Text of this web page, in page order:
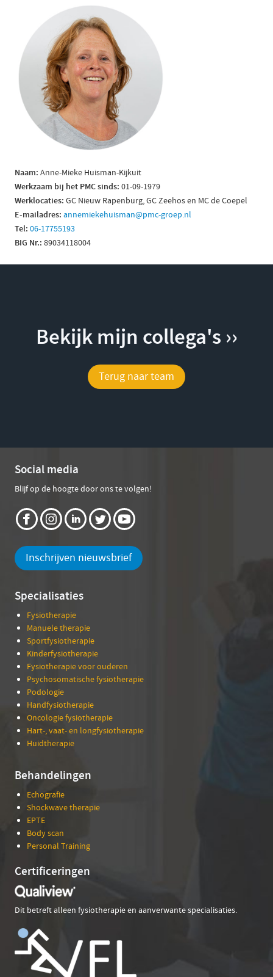
Naam: Anne-Mieke Huisman-Kijkuit
Werkzaam bij het PMC sinds: 01-09-1979
Werklocaties: GC Nieuw Rapenburg, GC Zeehos en MC de Coepel
E-mailadres: annemiekehuisman@pmc-groep.nl
Tel: 06-17755193
BIG Nr.: 89034118004
Bekijk mijn collega's ››
Terug naar team
Social media
Blijf op de hoogte door ons te volgen!
Inschrijven nieuwsbrief
Specialisaties
Fysiotherapie
Manuele therapie
Sportfysiotherapie
Kinderfysiotherapie
Fysiotherapie voor ouderen
Psychosomatische fysiotherapie
Podologie
Handfysiotherapie
Oncologie fysiotherapie
Hart-, vaat- en longfysiotherapie
Huidtherapie
Behandelingen
Echografie
Shockwave therapie
EPTE
Body scan
Personal Training
Certificeringen
Dit betreft alleen fysiotherapie en aanverwante specialisaties.